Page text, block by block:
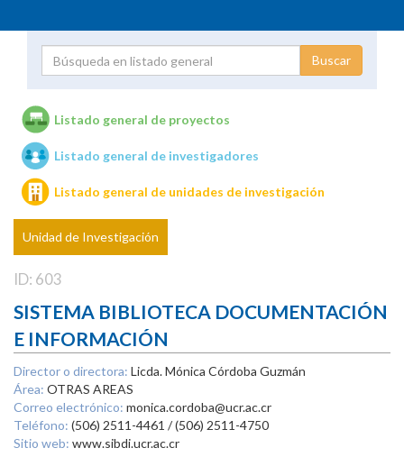
Unidades de investigación
Listado general de proyectos
Listado general de investigadores
Listado general de unidades de investigación
Unidad de Investigación
ID: 603
SISTEMA BIBLIOTECA DOCUMENTACIÓN
E INFORMACIÓN
Director o directora: Licda. Mónica Córdoba Guzmán
Área: OTRAS AREAS
Correo electrónico: monica.cordoba@ucr.ac.cr
Teléfono: (506) 2511-4461 / (506) 2511-4750
Sitio web: www.sibdi.ucr.ac.cr